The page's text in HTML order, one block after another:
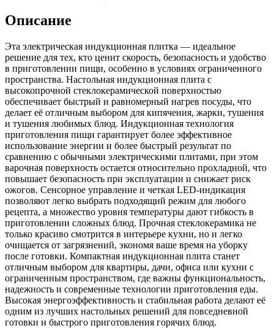
Описание
Эта электрическая индукционная плитка — идеальное
решение для тех, кто ценит скорость, безопасность и удобство
в приготовлении пищи, особенно в условиях ограниченного
пространства. Настольная индукционная плита с
высокопрочной стеклокерамической поверхностью
обеспечивает быстрый и равномерный нагрев посуды, что
делает её отличным выбором для кипячения, жарки, тушения
и тушения любимых блюд. Индукционная технология
приготовления пищи гарантирует более эффективное
использование энергии и более быстрый результат по
сравнению с обычными электрическими плитами, при этом
варочная поверхность остается относительно прохладной, что
повышает безопасность при эксплуатации и снижает риск
ожогов. Сенсорное управление и четкая LED‑индикация
позволяют легко выбрать подходящий режим для любого
рецепта, а множество уровня температуры дают гибкость в
приготовлении сложных блюд. Прочная стеклокерамика не
только красиво смотрится в интерьере кухни, но и легко
очищается от загрязнений, экономя ваше время на уборку
после готовки. Компактная индукционная плита станет
отличным выбором для квартиры, дачи, офиса или кухни с
ограниченным пространством, где важны функциональность,
надежность и современные технологии приготовления еды.
Высокая энергоэффективность и стабильная работа делают её
одним из лучших настольных решений для повседневной
готовки и быстрого приготовления горячих блюд.